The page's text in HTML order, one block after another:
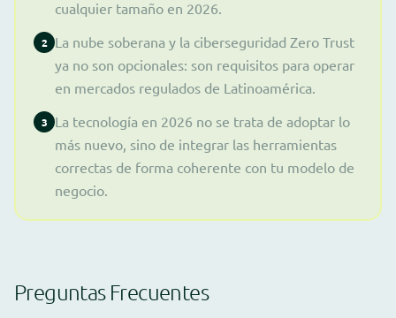
cualquier tamaño en 2026.
2 La nube soberana y la ciberseguridad Zero Trust
ya no son opcionales: son requisitos para operar
en mercados regulados de Latinoamérica.
3
La tecnología en 2026 no se trata de adoptar lo
más nuevo, sino de integrar las herramientas
correctas de forma coherente con tu modelo de
negocio.
Preguntas Frecuentes